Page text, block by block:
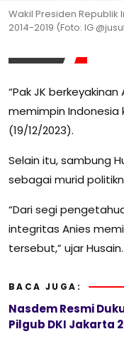
Wakil Presiden
2014-2019 (Foto: IG
“Pak JK
memimpin Indonesia
(19/12/2023).
Selain itu, sambung
sebagai murid
“Dari segi
integritas Anies
tersebut,” ujar Husain.
BACA JUGA:
Nasdem Resmi
Pilgub DKI Jakarta